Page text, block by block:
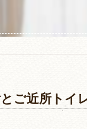
ご近所トイ